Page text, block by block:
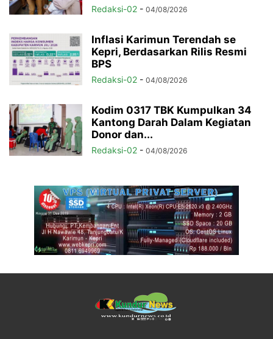
Redaksi-02 - 04/08/2026
Inflasi Karimun Terendah se
Kepri, Berdasarkan Rilis Resmi
BPS
Redaksi-02 - 04/08/2026
Kodim 0317 TBK Kumpulkan 34
Kantong Darah Dalam Kegiatan
Donor dan...
Redaksi-02 - 04/08/2026